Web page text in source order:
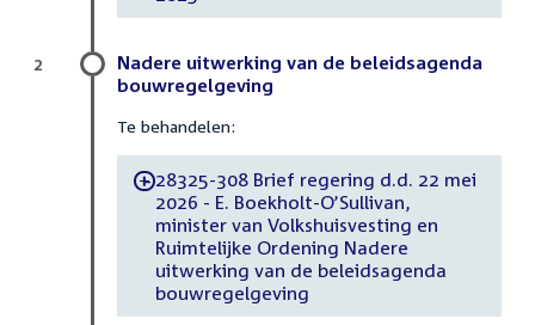
Nadere uitwerking van de beleidsagenda
bouwregelgeving
Te behandelen:
-28325-308 Brief regering d.d. 22 mei
2026 - E. Boekholt-O’Sullivan,
minister van Volkshuisvesting en
Ruimtelijke Ordening Nadere
uitwerking van de beleidsagenda
bouwregelgeving
2